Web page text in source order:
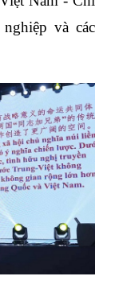
và các